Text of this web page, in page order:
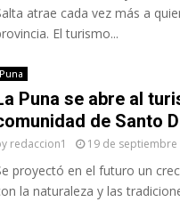
atrae cada vez más a
El turismo...
Puna
Puna se abre al
de Santo
redaccion1 19 de septiembre
proyectó en el futuro un
la naturaleza y las